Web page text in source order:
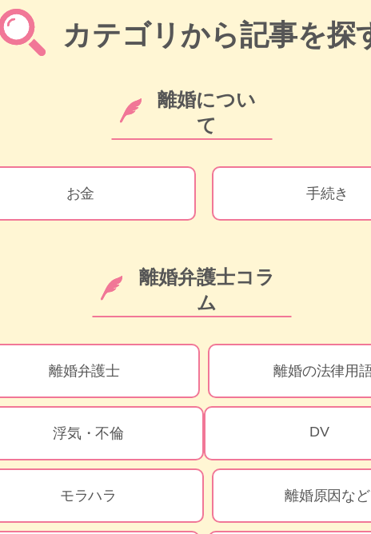
カテゴリから記事を探
離婚につい
て
お金 手続き
離婚弁護士コラ
ム
離婚弁護士 離婚の法律用
浮気・不倫 DV
モラハラ 離婚原因など